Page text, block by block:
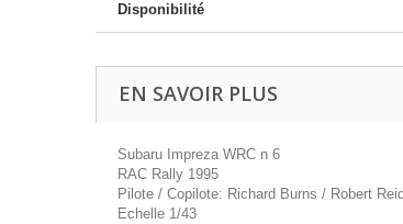
Disponibilité
EN SAVOIR PLUS
Subaru Impreza WRC n 6
RAC Rally 1995
Pilote / Copilote: Richard Burns / Robert Reid
Echelle 1/43